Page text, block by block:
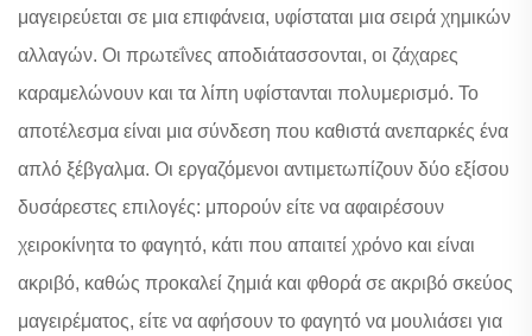
μαγειρεύεται σε μια επιφάνεια, υφίσταται μια σειρά χημικών
αλλαγών. Οι πρωτεΐνες αποδιάτασσονται, οι ζάχαρες
καραμελώνουν και τα λίπη υφίστανται πολυμερισμό. Το
αποτέλεσμα είναι μια σύνδεση που καθιστά ανεπαρκές ένα
απλό ξέβγαλμα. Οι εργαζόμενοι αντιμετωπίζουν δύο εξίσου
δυσάρεστες επιλογές: μπορούν είτε να αφαιρέσουν
χειροκίνητα το φαγητό, κάτι που απαιτεί χρόνο και είναι
ακριβό, καθώς προκαλεί ζημιά και φθορά σε ακριβό σκεύος
μαγειρέματος, είτε να αφήσουν το φαγητό να μουλιάσει για